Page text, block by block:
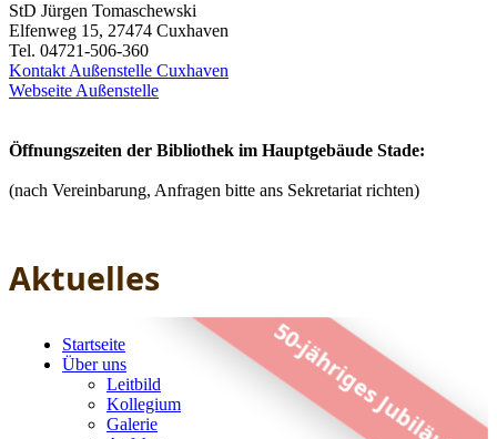
StD Jürgen Tomaschewski
Elfenweg 15, 27474 Cuxhaven
Tel. 04721-506-360
Kontakt Außenstelle Cuxhaven
Webseite Außenstelle
Öffnungszeiten der Bibliothek im Hauptgebäude Stade:
(nach Vereinbarung, Anfragen bitte ans Sekretariat richten)
Aktuelles